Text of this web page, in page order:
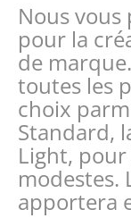
Nous
pour la
de
toutes les
choix
Standard,
Light,
modestes.
apportera